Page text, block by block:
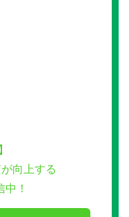
向上する
中！